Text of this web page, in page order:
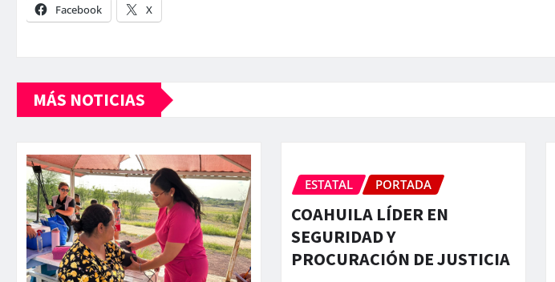
Facebook X
MÁS NOTICIAS
ESTATAL PORTADA
COAHUILA LÍDER EN
SEGURIDAD Y
PROCURACIÓN DE JUSTICIA